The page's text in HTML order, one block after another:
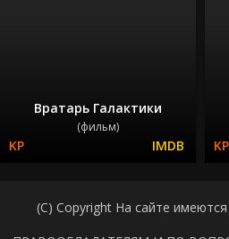
Вратарь Галактики
(фильм)
(C) Copyright На сайте